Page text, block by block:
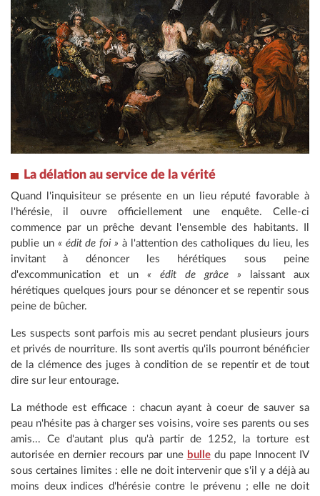
La délation au service de la vérité
Quand l'inquisiteur se présente en un lieu réputé favorable à
l'hérésie, il ouvre officiellement une enquête. Celle-ci
commence par un prêche devant l'ensemble des habitants. Il
publie un « édit de foi » à l'attention des catholiques du lieu, les
invitant à dénoncer les hérétiques sous peine
d'excommunication et un « édit de grâce » laissant aux
hérétiques quelques jours pour se dénoncer et se repentir sous
peine de bûcher.
Les suspects sont parfois mis au secret pendant plusieurs jours
et privés de nourriture. Ils sont avertis qu'ils pourront bénéficier
de la clémence des juges à condition de se repentir et de tout
dire sur leur entourage.
La méthode est efficace : chacun ayant à coeur de sauver sa
peau n'hésite pas à charger ses voisins, voire ses parents ou ses
amis... Ce d'autant plus qu'à partir de 1252, la torture est
autorisée en dernier recours par une bulledu pape Innocent IV
sous certaines limites : elle ne doit intervenir que s'il y a déjà au
moins deux indices d'hérésie contre le prévenu ; elle ne doit